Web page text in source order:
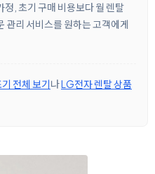
정, 초기 구매 비용보다 월 렌탈
관리 서비스를 원하는 고객에게
전체 보기나LG전자 렌탈 상품